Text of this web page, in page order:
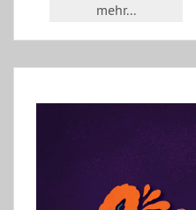
mehr...